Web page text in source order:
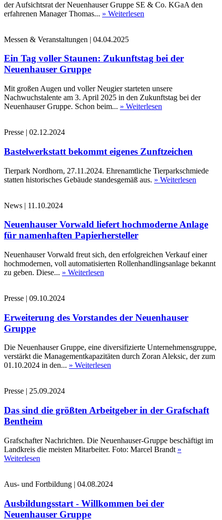
der Aufsichtsrat der Neuenhauser Gruppe SE & Co. KGaA den
erfahrenen Manager Thomas... » Weiterlesen
Messen & Veranstaltungen | 04.04.2025
Ein Tag voller Staunen: Zukunftstag bei der
Neuenhauser Gruppe
Mit großen Augen und voller Neugier starteten unsere
Nachwuchstalente am 3. April 2025 in den Zukunftstag bei der
Neuenhauser Gruppe. Schon beim... » Weiterlesen
Presse | 02.12.2024
Bastelwerkstatt bekommt eigenes Zunftzeichen
Tierpark Nordhorn, 27.11.2024. Ehrenamtliche Tierparkschmiede
statten historisches Gebäude standesgemäß aus. » Weiterlesen
News | 11.10.2024
Neuenhauser Vorwald liefert hochmoderne Anlage
für namenhaften Papierhersteller
Neuenhauser Vorwald freut sich, den erfolgreichen Verkauf einer
hochmodernen, voll automatisierten Rollenhandlingsanlage bekannt
zu geben. Diese... » Weiterlesen
Presse | 09.10.2024
Erweiterung des Vorstandes der Neuenhauser
Gruppe
Die Neuenhauser Gruppe, eine diversifizierte Unternehmensgruppe,
verstärkt die Managementkapazitäten durch Zoran Aleksic, der zum
01.10.2024 in den... » Weiterlesen
Presse | 25.09.2024
Das sind die größten Arbeitgeber in der Grafschaft
Bentheim
Grafschafter Nachrichten. Die Neuenhauser-Gruppe beschäftigt im
Landkreis die meisten Mitarbeiter. Foto: Marcel Brandt »
Weiterlesen
Aus- und Fortbildung | 04.08.2024
Ausbildungsstart - Willkommen bei der
Neuenhauser Gruppe